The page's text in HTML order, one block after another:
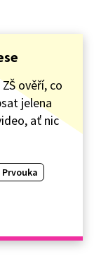
ověří, co
jelena
ať nic
Prvouka